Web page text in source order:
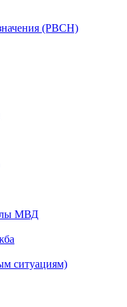
(РВСН)
МВД
ситуациям)